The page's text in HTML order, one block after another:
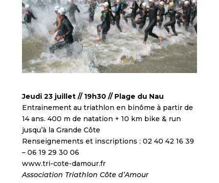
Jeudi 23 juillet // 19h30 // Plage du Nau
Entrainement au triathlon en binôme à partir de
14 ans. 400 m de natation + 10 km bike & run
jusqu’à la Grande Côte
Renseignements et inscriptions : 02 40 42 16 39
– 06 19 29 30 06
www.tri-cote-damour.fr
Association Triathlon Côte d’Amour